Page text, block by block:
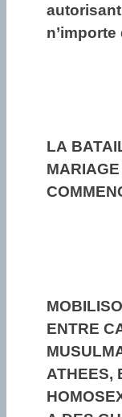
n’importe
LA
ENTRE
ATHEES,